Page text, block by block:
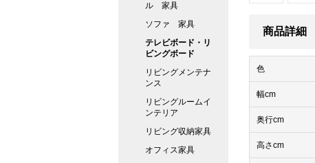
商品詳細
色
幅cm
奥行cm
高さcm
ル 家具
ソファ 家具
テレビボード・リ
ビングボード
リビングメンテナ
ンス
リビングルームイ
ンテリア
リビング収納家具
オフィス家具